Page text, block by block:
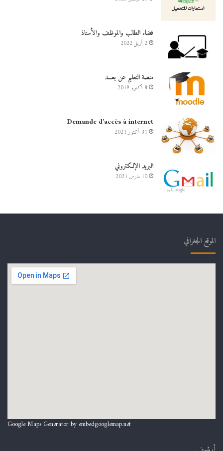
فضاء الطالب والموظف والأستاذ
2 أبريل 2022
منصة التعليم عن بعـــد
8 أكتوبر 2019
Demande d’accès à internet
31 أكتوبر 2021
البريد الإلكتروني
10 مارس 2021
الموقع الجغرافي
Google Maps Generator by embedgooglemap.net